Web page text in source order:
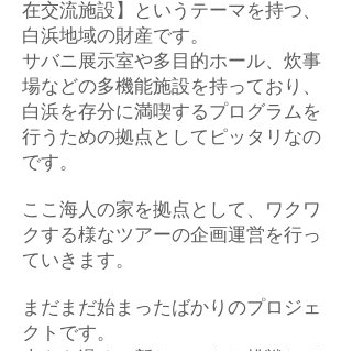
在交流施設】というテーマを持つ、
白浜地域の財産です。
サバニ展示室や多目的ホール、炊事
場などの多機能施設を持っており、
白浜を存分に満喫するプログラムを
行うための拠点としてピッタリなの
です。
ここ海人の家を拠点として、ワクワ
クする様なツアーの企画運営を行っ
ていきます。
まだまだ始まったばかりのプロジェ
クトです。